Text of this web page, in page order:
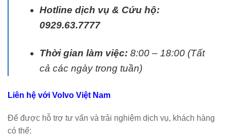
Hotline dịch vụ & Cứu hộ:
0929.63.7777
Thời gian làm việc:8:00 – 18:00 (Tất
cả các ngày trong tuần)
Liên hệ với Volvo Việt Nam
Để được hỗ trợ tư vấn và trải nghiệm dịch vụ, khách hàng
có thể: